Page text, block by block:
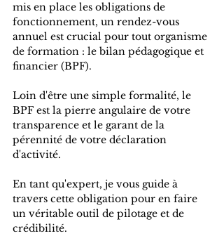
mis en place les obligations de
fonctionnement, un rendez-vous
annuel est crucial pour tout organisme
de formation : le bilan pédagogique et
financier (BPF).
Loin d'être une simple formalité, le
BPF est la pierre angulaire de votre
transparence et le garant de la
pérennité de votre déclaration
d'activité.
En tant qu'expert, je vous guide à
travers cette obligation pour en faire
un véritable outil de pilotage et de
crédibilité.